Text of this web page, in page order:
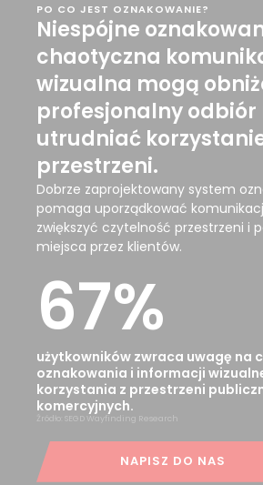
PO CO JEST OZNAKOWANIE?
Niespójne
chaotyczna
wizualna mogą
profesjonalny odbiór
utrudniać
przestrzeni.
Dobrze zaprojektowany system
pomaga uporządkować
zwiększyć czytelność przestrzeni i
miejsca przez klientów.
użytkowników zwraca uwagę na
oznakowania i informacji
korzystania z przestrzeni
komercyjnych.
67%
Źródło: SEGD Wayfinding Research
NAPISZ DO NAS